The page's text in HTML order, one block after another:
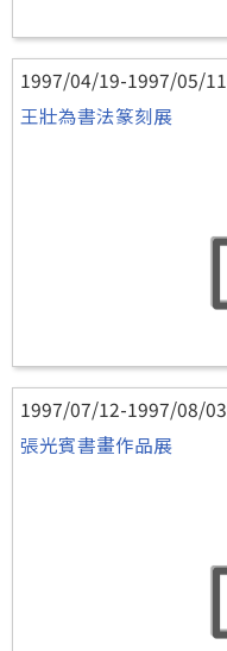
1997/04/19-1997/05/11
王壯為書法篆刻展
1997/07/12-1997/08/03
張光賓書畫作品展